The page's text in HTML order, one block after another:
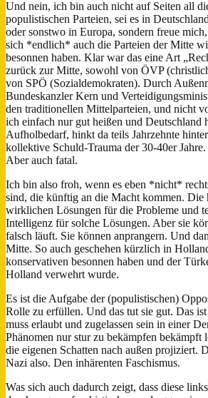
Und nein, ich bin auch nicht auf Seiten all
populistischen Parteien, sei es in
oder sonstwo in Europa, sondern freue
sich *endlich* auch die Parteien der Mitte
besonnen haben. Klar war das eine Art
zurück zur Mitte, sowohl von ÖVP
von SPÖ (Sozialdemokraten). Durch
Bundeskanzler Kern und
den traditionellen Mittelparteien, und nicht
ich einfach nur gut heißen und Deutschland
Aufholbedarf, hinkt da teils Jahrzehnte
kollektive Schuld-Trauma der 30-40er
Aber auch fatal.
Ich bin also froh, wenn es eben *nicht*
sind, die künftig an die Macht kommen. Die
wirklichen Lösungen für die Probleme und
Intelligenz für solche Lösungen. Aber sie
falsch läuft. Sie können anprangern. Und
Mitte. So auch geschehen kürzlich in
konservativen besonnen haben und der
Holland verwehrt wurde.
Es ist die Aufgabe der (populistischen)
Rolle zu erfüllen. Und das tut sie gut. Das
muss erlaubt und zugelassen sein in einer
Phänomen nur stur zu bekämpfen bekämpft
die eigenen Schatten nach außen projiziert.
Nazi also. Den inhärenten Faschismus.
Was sich auch dadurch zeigt, dass diese